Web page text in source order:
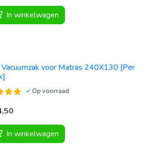
In winkelwagen
Vacuumzak voor Matras 240X130 [Per
Op voorraad
In winkelwagen